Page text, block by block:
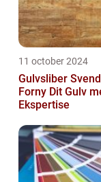
11 october 2024
Gulvsliber
Forny Dit Gulv
Ekspertise